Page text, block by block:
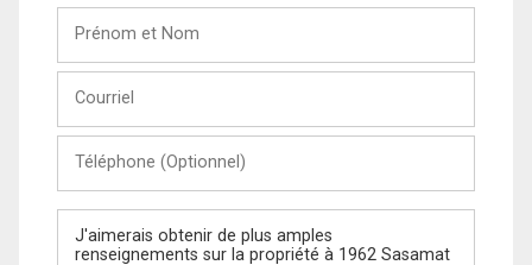
Nom
(Optionnel)
Message